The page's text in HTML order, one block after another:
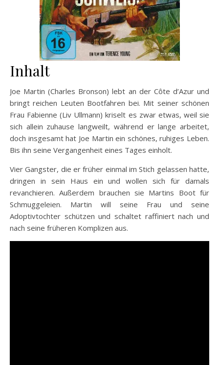
Inhalt
Joe Martin (Charles Bronson) lebt an der Côte d’Azur und
bringt reichen Leuten Bootfahren bei. Mit seiner schönen
Frau Fabienne (Liv Ullmann) kriselt es zwar etwas, weil sie
sich allein zuhause langweilt, während er lange arbeitet,
doch insgesamt hat Joe Martin ein schönes, ruhiges Leben.
Bis ihn seine Vergangenheit eines Tages einholt.
Vier Gangster, die er früher einmal im Stich gelassen hatte,
dringen in sein Haus ein und wollen sich für damals
revanchieren. Außerdem brauchen sie Martins Boot für
Schmuggeleien. Martin will seine Frau und seine
Adoptivtochter schützen und schaltet raffiniert nach und
nach seine früheren Komplizen aus.